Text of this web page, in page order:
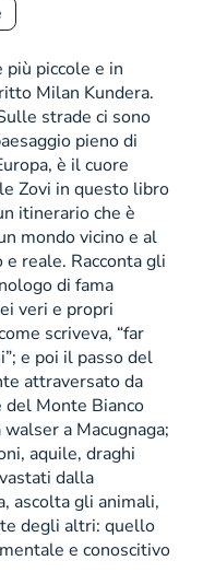
più piccole e in
Milan Kundera.
strade ci sono
pieno di
è il cuore
Zovi in questo libro
itinerario che è
mondo vicino e al
reale. Racconta gli
di fama
veri e propri
scriveva, “far
e poi il passo del
attraversato da
Monte Bianco
a Macugnaga;
aquile, draghi
dalla
ascolta gli animali,
degli altri: quello
e conoscitivo